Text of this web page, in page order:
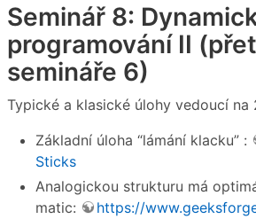
Seminář 8:
programování II
semináře 6)
Typické a klasické úlohy vedoucí na
Základní úloha “lámání klacku” :
Sticks
Analogickou strukturu má
matic:
https://